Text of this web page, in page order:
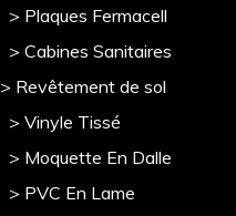
> Plaques Fermacell
> Cabines Sanitaires
> Revêtement de sol
> Vinyle Tissé
> Moquette En Dalle
> PVC En Lame